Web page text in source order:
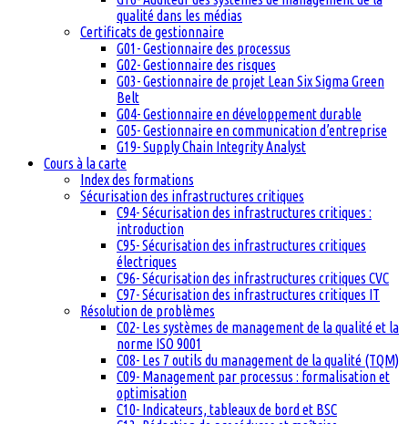
qualité dans les médias
Certificats de gestionnaire
G01- Gestionnaire des processus
G02- Gestionnaire des risques
G03- Gestionnaire de projet Lean Six Sigma Green
Belt
G04- Gestionnaire en développement durable
G05- Gestionnaire en communication d’entreprise
G19- Supply Chain Integrity Analyst
Cours à la carte
Index des formations
Sécurisation des infrastructures critiques
C94- Sécurisation des infrastructures critiques :
introduction
C95- Sécurisation des infrastructures critiques
électriques
C96- Sécurisation des infrastructures critiques CVC
C97- Sécurisation des infrastructures critiques IT
Résolution de problèmes
C02- Les systèmes de management de la qualité et la
norme ISO 9001
C08- Les 7 outils du management de la qualité (TQM)
C09- Management par processus : formalisation et
optimisation
C10- Indicateurs, tableaux de bord et BSC